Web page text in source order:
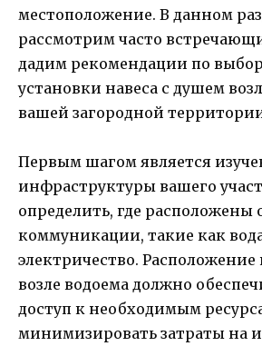
местоположение. В данном
рассмотрим часто
дадим рекомендации по
установки навеса с душем
вашей загородной
Первым шагом является
инфраструктуры вашего
определить, где расположены
коммуникации, такие как
электричество. Расположение
возле водоема должно
доступ к необходимым
минимизировать затраты на